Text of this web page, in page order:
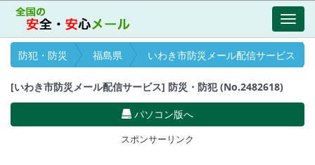
防犯・防災
福島県 いわき市防災メール配信サービス
[いわき市防災メール配信サービス] 防災・防犯 (No.2482618)
パソコン版へ
スポンサーリンク